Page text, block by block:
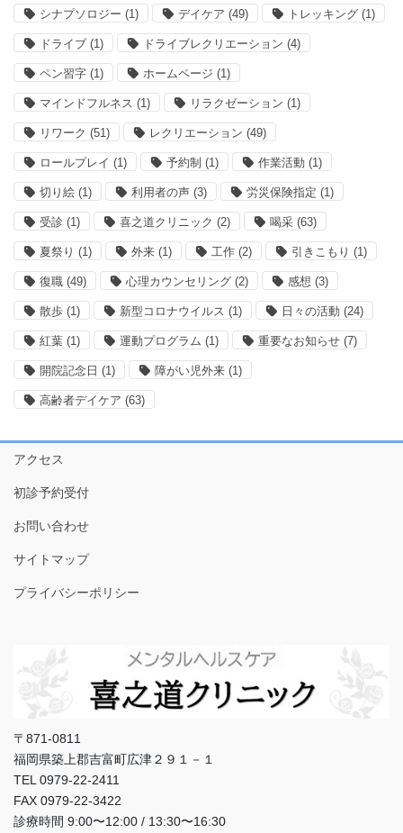
シナプソロジー (1) デイケア (49) トレッキング (1)
ドライブ (1) ドライブレクリエーション (4)
ペン習字 (1) ホームページ (1)
マインドフルネス (1) リラクゼーション (1)
リワーク (51) レクリエーション (49)
ロールプレイ (1) 予約制 (1) 作業活動 (1)
切り絵 (1) 利用者の声 (3) 労災保険指定 (1)
受診 (1) 喜之道クリニック (2) 喝采 (63)
夏祭り (1) 外来 (1) 工作 (2) 引きこもり (1)
復職 (49) 心理カウンセリング (2) 感想 (3)
散歩 (1) 新型コロナウイルス (1) 日々の活動 (24)
紅葉 (1) 運動プログラム (1) 重要なお知らせ (7)
開院記念日 (1) 障がい児外来 (1)
高齢者デイケア (63)
アクセス
初診予約受付
お問い合わせ
サイトマップ
プライバシーポリシー
〒871-0811
福岡県築上郡吉富町広津２９１－１
TEL 0979-22-2411
FAX 0979-22-3422
診療時間 9:00〜12:00 / 13:30〜16:30